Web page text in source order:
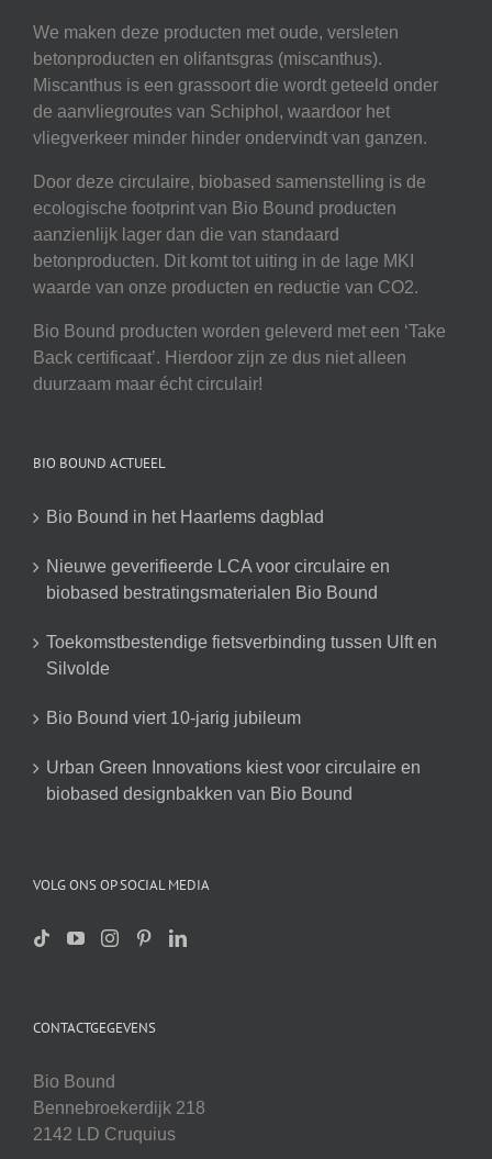
We maken deze producten met oude, versleten
betonproducten en olifantsgras (miscanthus).
Miscanthus is een grassoort die wordt geteeld onder
de aanvliegroutes van Schiphol, waardoor het
vliegverkeer minder hinder ondervindt van ganzen.
Door deze circulaire, biobased samenstelling is de
ecologische footprint van Bio Bound producten
aanzienlijk lager dan die van standaard
betonproducten. Dit komt tot uiting in de lage MKI
waarde van onze producten en reductie van CO2.
Bio Bound producten worden geleverd met een ‘Take
Back certificaat’. Hierdoor zijn ze dus niet alleen
duurzaam maar écht circulair!
BIO BOUND ACTUEEL
Bio Bound in het Haarlems dagblad
Nieuwe geverifieerde LCA voor circulaire en
biobased bestratingsmaterialen Bio Bound
Toekomstbestendige fietsverbinding tussen Ulft en
Silvolde
Bio Bound viert 10-jarig jubileum
Urban Green Innovations kiest voor circulaire en
biobased designbakken van Bio Bound
VOLG ONS OP SOCIAL MEDIA
CONTACTGEGEVENS
Bio Bound
Bennebroekerdijk 218
2142 LD Cruquius